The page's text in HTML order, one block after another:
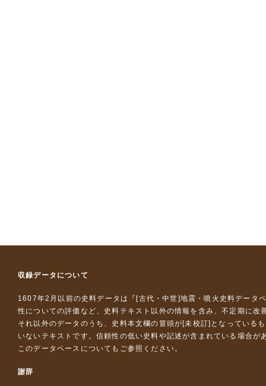
収録データについて
1607年2月以前の史料データは『 [古代・中世]地震・噴火史料データ
性についての評価など、史料テキスト以外の情報を含み、不定期に改
それ以外のデータのうち、史料本文欄の冒頭が[未校訂]となっている
いないテキストです。信頼性の低い史料や記述が含まれている場合が
このデータベースについて もご参照ください。
謝辞